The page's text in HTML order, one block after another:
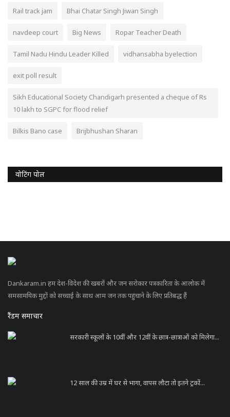
Rail track jam Bhai Chatar Singh Jiwan Singh
navdeep court Big News Ropar Teacher Death
Tamil Nadu Hindu Leader Killed vidhansabha byelection
exit poll result
Sikh Educational Society Chandigarh presented a cheque of Rs
10 lakh to SGPC for flood relief
Bilkis Bano case Brijbhushan Sharan
वोटिंग पोल
Dankaram.in हम देश-विदेश की खबरों और जन सरोकार पत्रकारिता के आलोक में
समसामयिक मुद्दों को सच्चाई के साथ आम जन तक पहुंचाने के लिए प्रतिबद्ध हैं
रैंडम समाचार
सरकारी स्कूलों के 10वीं और 12वीं के छात्र-छात्राओं को मिलेगा...
12 साल की उम्र में घर से भागा, वापस लौटा तो इतने ट्रकों...